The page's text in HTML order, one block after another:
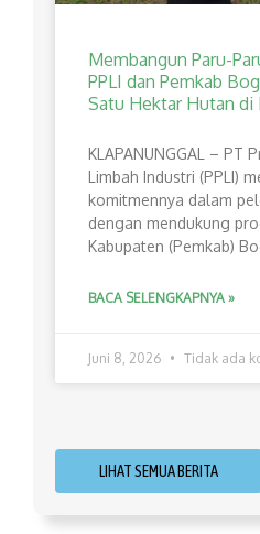
Membangun Paru-
PPLI dan Pemkab
Satu Hektar Hutan di
​KLAPANUNGGAL – PT
Limbah Industri (PPLI)
komitmennya dalam
dengan mendukung
Kabupaten (Pemkab)
BACA SELENGKAPNYA »
Juni 8, 2026 Tidak ada
LIHAT SEMUA BERITA